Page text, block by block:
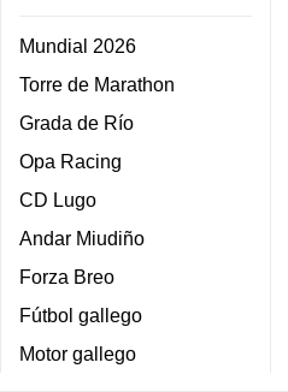
Mundial 2026
Torre de Marathon
Grada de Río
Opa Racing
CD Lugo
Andar Miudiño
Forza Breo
Fútbol gallego
Motor gallego